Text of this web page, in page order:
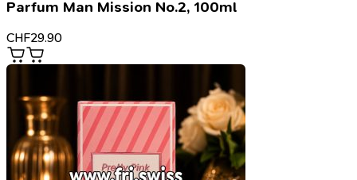
Parfum Man Mission No.2, 100ml
CHF29.90